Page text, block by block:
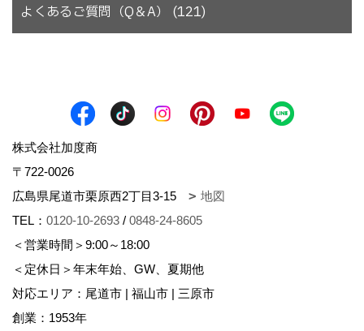
よくあるご質問（Q＆A） (121)
株式会社加度商
〒722-0026
広島県尾道市栗原西2丁目3-15
地図
TEL： 0120-10-2693 / 0848-24-8605
＜営業時間＞9:00～18:00
＜定休日＞年末年始、GW、夏期他
対応エリア：尾道市 | 福山市 | 三原市
創業：1953年